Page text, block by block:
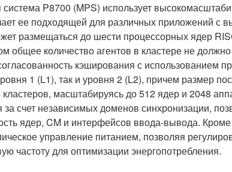
P8700 (MPS) использует
ее подходящей для различных приложений с
размещаться до шести процессорных ядер
общее количество агентов в кластере не
кэширования с использованием
1 (L1), так и уровня 2 (L2), причем размер
масштабируясь до 512 ядер и 2048
счет независимых доменов синхронизации,
ядер, CM и интерфейсов ввода-вывода. Кроме
управление питанием, позволяя
частоту для оптимизации энергопотребления.